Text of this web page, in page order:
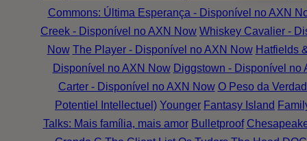
Commons: Última Esperança - Disponível no AXN
Creek - Disponível no AXN Now Whiskey Cavalier -
Now The Player - Disponível no AXN Now Hatfields
Disponível no AXN Now Diggstown - Disponível no
Carter - Disponível no AXN Now O Peso da
Potentiel Intellectuel) Younger Fantasy Island
Talks: Mais família, mais amor Bulletproof